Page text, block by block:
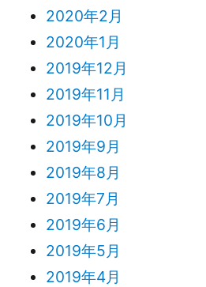
2020年2月
2020年1月
2019年12月
2019年11月
2019年10月
2019年9月
2019年8月
2019年7月
2019年6月
2019年5月
2019年4月